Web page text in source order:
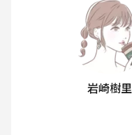
岩崎樹里